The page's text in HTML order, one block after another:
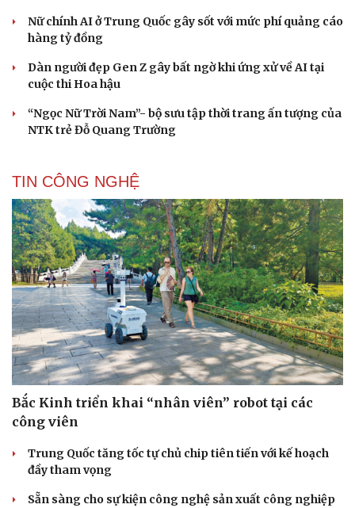
Nữ chính AI ở Trung Quốc gây sốt với mức phí quảng cáo
hàng tỷ đồng
Dàn người đẹp Gen Z gây bất ngờ khi ứng xử về AI tại
cuộc thi Hoa hậu
“Ngọc Nữ Trời Nam”- bộ sưu tập thời trang ấn tượng của
NTK trẻ Đỗ Quang Trường
TIN CÔNG NGHỆ
Bắc Kinh triển khai “nhân viên” robot tại các
công viên
Trung Quốc tăng tốc tự chủ chip tiên tiến với kế hoạch
đầy tham vọng
Sẵn sàng cho sự kiện công nghệ sản xuất công nghiệp